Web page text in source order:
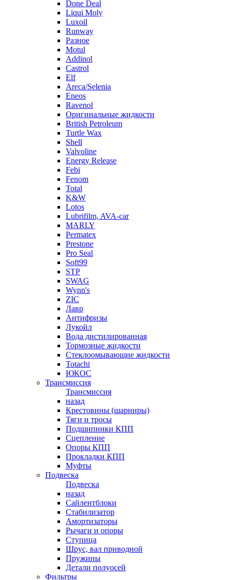
Done Deal
Liqui Moly
Luxoil
Runway
Разное
Motul
Addinol
Castrol
Elf
Areca/Selenia
Eneos
Ravenol
Оригинальные жидкости
British Petroleum
Turtle Wax
Shell
Valvoline
Energy Release
Febi
Fenom
Total
K&W
Lotos
Lubrifilm, AVA-car
MARLY
Permatex
Prestone
Pro Seal
Soft99
STP
SWAG
Wynn's
ZIC
Лавр
Антифризы
Лукойл
Вода дистилированная
Тормозные жидкости
Стеклоомывающие жидкости
Totachi
ЮКОС
Трансмиссия
Трансмиссия
назад
Крестовины (шарниры)
Тяги и тросы
Подшипники КПП
Сцепление
Опоры КПП
Прокладки КПП
Муфты
Подвеска
Подвеска
назад
Сайлентблоки
Стабилизатор
Амортизаторы
Рычаги и опоры
Ступица
Шрус, вал приводной
Пружины
Детали полуосей
Фильтры